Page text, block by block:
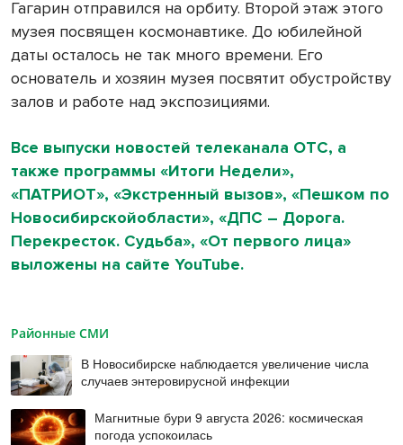
Гагарин отправился на орбиту. Второй этаж этого
музея посвящен космонавтике. До юбилейной
даты осталось не так много времени. Его
основатель и хозяин музея посвятит обустройству
залов и работе над экспозициями.
Все выпуски новостей телеканала ОТС, а
также программы «Итоги Недели»,
«ПАТРИОТ», «Экстренный вызов», «Пешком по
Новосибирскойобласти», «ДПС – Дорога.
Перекресток. Судьба», «От первого лица»
выложены на сайте YouTube.
Районные СМИ
В Новосибирске наблюдается увеличение числа
случаев энтеровирусной инфекции
Магнитные бури 9 августа 2026: космическая
погода успокоилась